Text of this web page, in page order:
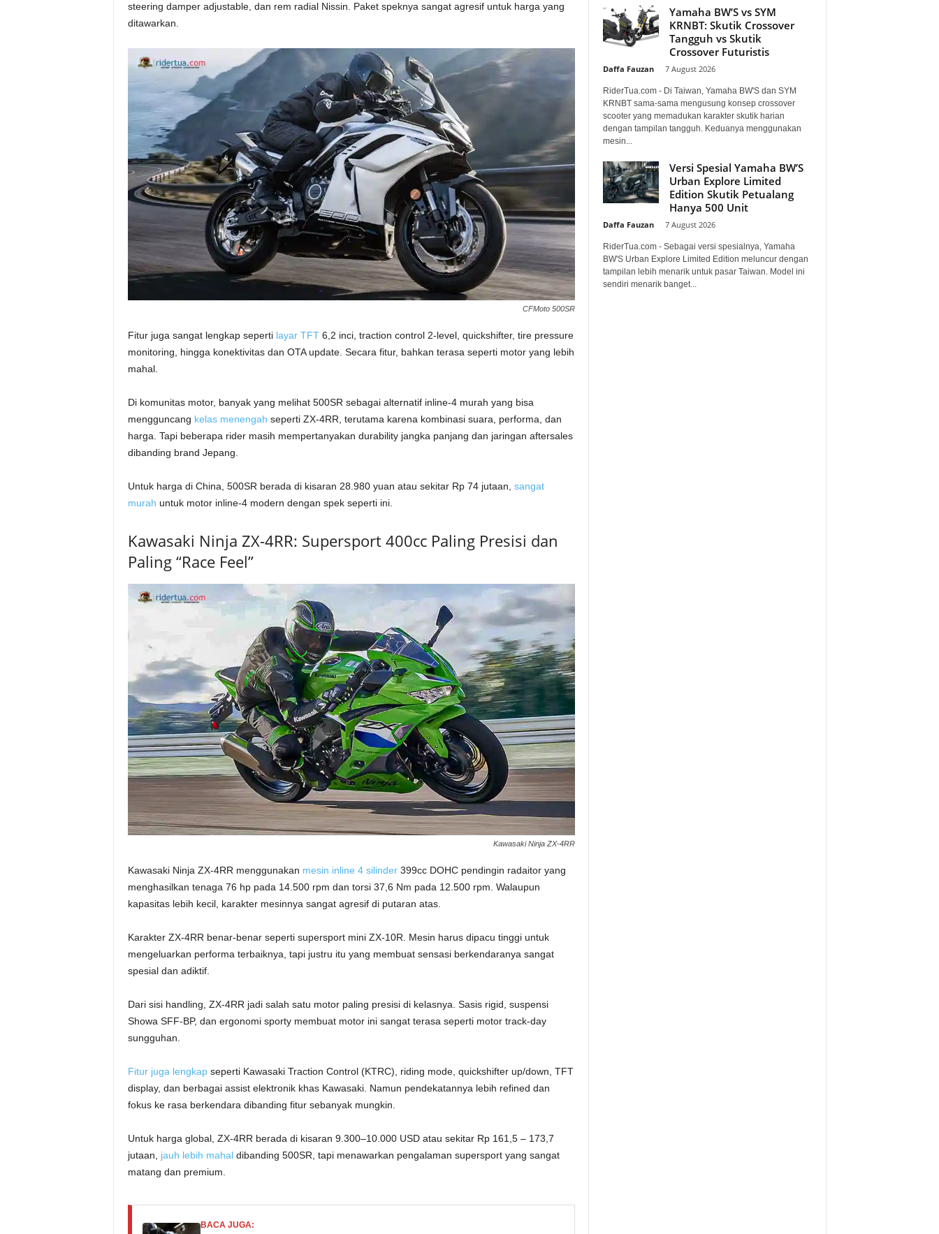
steering damper adjustable, dan rem radial Nissin. Paket speknya sangat agresif untuk harga yang
ditawarkan.
CFMoto 500SR
Fitur juga sangat lengkap seperti layar TFT6,2 inci, traction control 2-level, quickshifter, tire pressure
monitoring, hingga konektivitas dan OTA update. Secara fitur, bahkan terasa seperti motor yang lebih
mahal.
Di komunitas motor, banyak yang melihat 500SR sebagai alternatif inline-4 murah yang bisa
mengguncang kelas menengah seperti ZX-4RR, terutama karena kombinasi suara, performa, dan
harga. Tapi beberapa rider masih mempertanyakan durability jangka panjang dan jaringan aftersales
dibanding brand Jepang.
Untuk harga di China, 500SR berada di kisaran 28.980 yuan atau sekitar Rp 74 jutaan, sangat
murah untuk motor inline-4 modern dengan spek seperti ini.
Kawasaki Ninja ZX-4RR: Supersport 400cc Paling Presisi dan
Paling “Race Feel”
Kawasaki Ninja ZX-4RR
Kawasaki Ninja ZX-4RR menggunakan mesin inline 4 silinder399cc DOHC pendingin radaitor yang
menghasilkan tenaga 76 hp pada 14.500 rpm dan torsi 37,6 Nm pada 12.500 rpm. Walaupun
kapasitas lebih kecil, karakter mesinnya sangat agresif di putaran atas.
Karakter ZX-4RR benar-benar seperti supersport mini ZX-10R. Mesin harus dipacu tinggi untuk
mengeluarkan performa terbaiknya, tapi justru itu yang membuat sensasi berkendaranya sangat
spesial dan adiktif.
Dari sisi handling, ZX-4RR jadi salah satu motor paling presisi di kelasnya. Sasis rigid, suspensi
Showa SFF-BP, dan ergonomi sporty membuat motor ini sangat terasa seperti motor track-day
sungguhan.
Fitur juga lengkapseperti Kawasaki Traction Control (KTRC), riding mode, quickshifter up/down, TFT
display, dan berbagai assist elektronik khas Kawasaki. Namun pendekatannya lebih refined dan
fokus ke rasa berkendara dibanding fitur sebanyak mungkin.
Untuk harga global, ZX-4RR berada di kisaran 9.300–10.000 USD atau sekitar Rp 161,5 – 173,7
jutaan, jauh lebih mahaldibanding 500SR, tapi menawarkan pengalaman supersport yang sangat
matang dan premium.
BACA JUGA:
Yamaha BW’S vs SYM
KRNBT: Skutik Crossover
Tangguh vs Skutik
Crossover Futuristis
Daffa Fauzan 7 August 2026
RiderTua.com - Di Taiwan, Yamaha BW'S dan SYM
KRNBT sama-sama mengusung konsep crossover
scooter yang memadukan karakter skutik harian
dengan tampilan tangguh. Keduanya menggunakan
mesin...
Versi Spesial Yamaha BW’S
Urban Explore Limited
Edition Skutik Petualang
Hanya 500 Unit
Daffa Fauzan 7 August 2026
RiderTua.com - Sebagai versi spesialnya, Yamaha
BW'S Urban Explore Limited Edition meluncur dengan
tampilan lebih menarik untuk pasar Taiwan. Model ini
sendiri menarik banget...